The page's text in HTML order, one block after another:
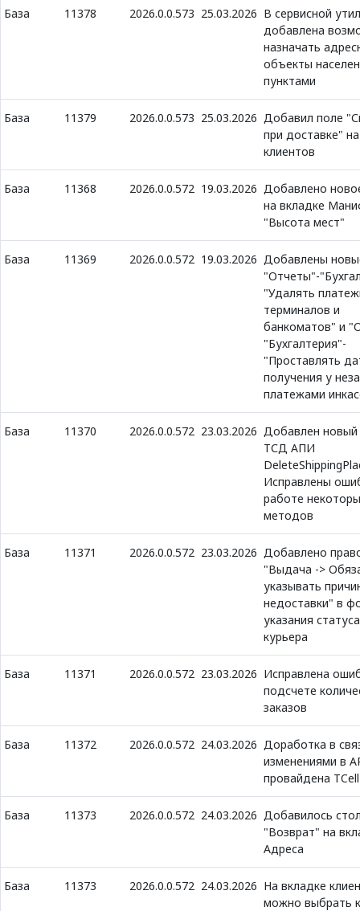
База 11378 2026.0.0.573 25.03.2026 В сервисной
добавлена
назначать
объекты
пунктами
База 11379 2026.0.0.573 25.03.2026 Добавил поле
при доставке"
клиентов
База 11368 2026.0.0.572 19.03.2026 Добавлено
на вкладке
"Высота мест"
База 11369 2026.0.0.572 19.03.2026 Добавлены
"Отчеты"-
"Удалять
терминалов и
банкоматов" и
"Бухгалтерия"-
"Проставлять
получения у
платежами
База 11370 2026.0.0.572 23.03.2026 Добавлен
ТСД АПИ
Исправлены
работе
методов
База 11371 2026.0.0.572 23.03.2026 Добавлено
"Выдача ->
указывать
недоставки" в
указания
курьера
База 11371 2026.0.0.572 23.03.2026 Исправлена
подсчете
заказов
База 11372 2026.0.0.572 24.03.2026 Доработка в
изменениями в
провайдена TCell
База 11373 2026.0.0.572 24.03.2026 Добавилось
"Возврат" на
Адреса
База 11373 2026.0.0.572 24.03.2026 На вкладке
можно выбрать